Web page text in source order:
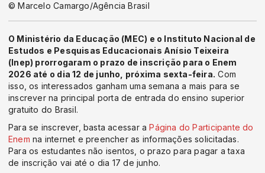
© Marcelo Camargo/Agência Brasil
O Ministério da Educação (MEC) e o Instituto Nacional de
Estudos e Pesquisas Educacionais Anísio Teixeira
(Inep) prorrogaram o prazo de inscrição para o Enem
2026 até o dia 12 de junho, próxima sexta-feira. Com
isso, os interessados ganham uma semana a mais para se
inscrever na principal porta de entrada do ensino superior
gratuito do Brasil.
Para se inscrever, basta acessar aPágina do Participante do
Enem na internet e preencher as informações solicitadas.
Para os estudantes não isentos, o prazo para pagar a taxa
de inscrição vai até o dia 17 de junho.